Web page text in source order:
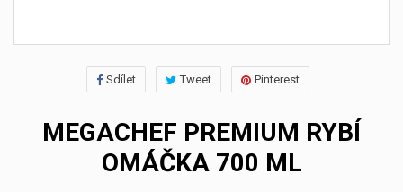
Sdílet Tweet Pinterest
MEGACHEF PREMIUM RYBÍ
OMÁČKA 700 ML